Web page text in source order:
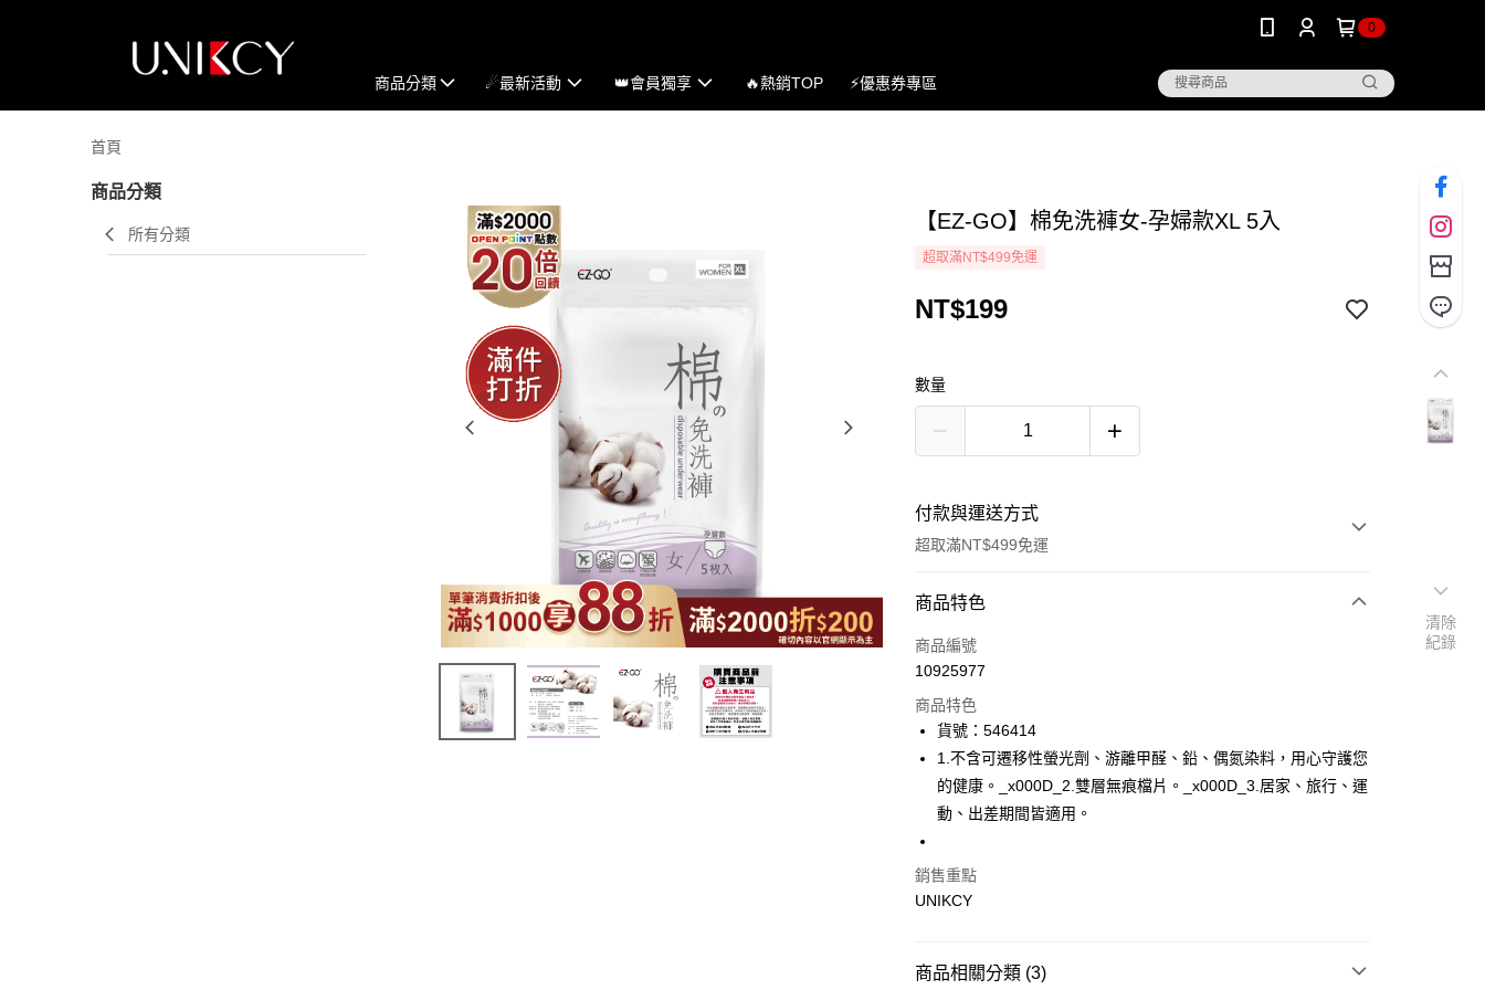
0
商品分類 ☄最新活動 👑會員獨享 🔥熱銷TOP ⚡優惠券專區
首頁
商品分類
所有分類
【EZ-GO】棉免洗褲女-孕婦款XL 5入
超取滿NT$499免運
NT$199
數量
付款與運送方式
超取滿NT$499免運
付款方式
icash Pay
超商取貨付款
LINE Pay
Apple Pay
街口支付
悠遊付
商品特色
商品編號
10925977
商品特色
貨號：546414
1.不含可遷移性螢光劑、游離甲醛、鉛、偶氮染料，用心守護您
的健康。_x000D_2.雙層無痕檔片。_x000D_3.居家、旅行、運
動、出差期間皆適用。
銷售重點
UNIKCY
商品相關分類 (3)
清除
紀錄